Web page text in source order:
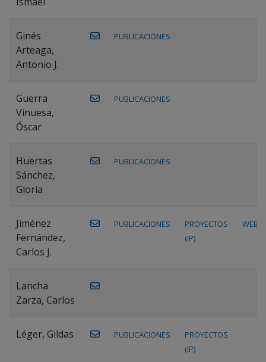
Ginés
Arteaga,
Antonio J.
PUBLICACIONES
Guerra
Vinuesa,
Óscar
PUBLICACIONES
Huertas
Sánchez,
Gloria
PUBLICACIONES
Jiménez
Fernández,
Carlos J.
PUBLICACIONES
PROYECTOS
(IP)
WEB
Lancha
Zarza, Carlos
Léger, Gildas PUBLICACIONES
PROYECTOS
(IP)